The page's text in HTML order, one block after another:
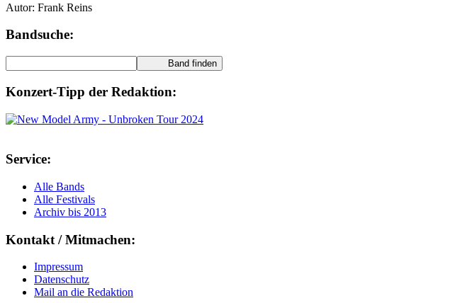
Autor: Frank Reins
Bandsuche:
Konzert-Tipp der Redaktion:
Service:
Alle Bands
Alle Festivals
Archiv bis 2013
Kontakt / Mitmachen:
Impressum
Datenschutz
Mail an die Redaktion